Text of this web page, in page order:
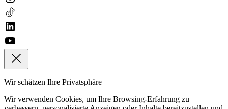
Wir schätzen Ihre Privatsphäre
Wir verwenden Cookies, um Ihre Browsing-Erfahrung zu